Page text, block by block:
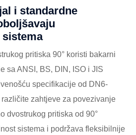
i standardne
pritiska 90° koristi bakarni
sa ANSI, BS, DIN, ISO i JIS
specifikacije od DN6-
zahtjeve za povezivanje
dvostrukog pritiska od 90°
sistema i podržava fleksibilnije